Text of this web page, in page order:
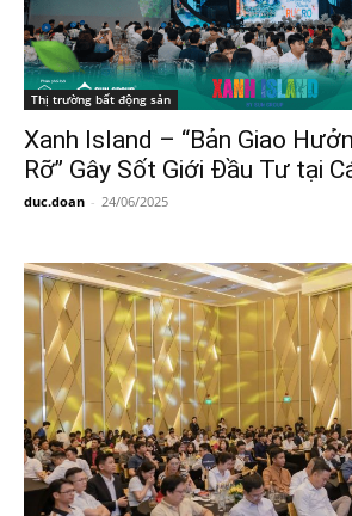
Thị trường bất động sản
Xanh Island – “Bản Giao
Rỡ” Gây Sốt Giới Đầu Tư tại
duc.doan - 24/06/2025